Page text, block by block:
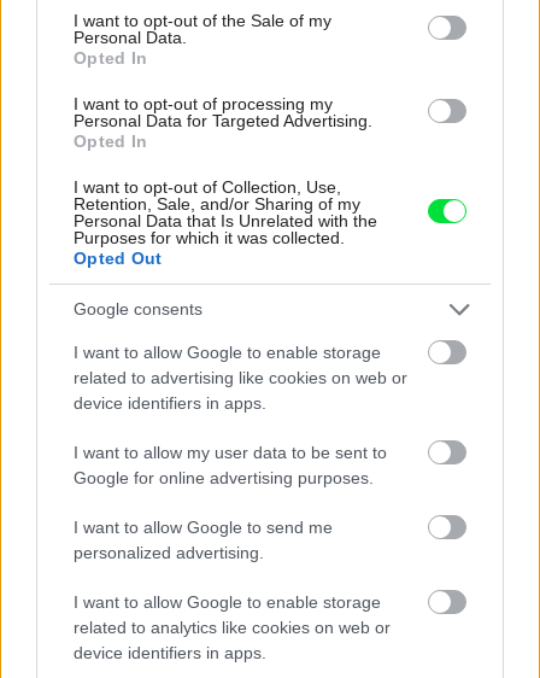
consent section.
I want to opt-out of the Sale of my
Personal Data.
Opted In
I want to opt-out of processing my
Personal Data for Targeted Advertising.
Opted In
I want to opt-out of Collection, Use,
Retention, Sale, and/or Sharing of my
Personal Data that Is Unrelated with the
Purposes for which it was collected.
Opted Out
Google consents
I want to allow Google to enable storage
related to advertising like cookies on web or
device identifiers in apps.
I want to allow my user data to be sent to
Google for online advertising purposes.
I want to allow Google to send me
personalized advertising.
I want to allow Google to enable storage
related to analytics like cookies on web or
device identifiers in apps.
Dom má difúzne otvorenú konštrukciu, ktorá dobre
prepúšťa pary, takže sa vlhkosť nezráža na stenách a
netvoria sa žiadne plesne. V zime je výhodou, že aj
miestnosti a tepelné straty sú minimálne. O záľube v
prírodných materiáloch svedčí nielen obálka domu s
malebnou verandou a tehličkovými lícovkami, ale aj celý
ktorá je dnes veľmi obľúbená. Štýl zariadenia súvisí aj s
tým, že aktuálne dom využívajú na rekreačné bývanie.
nás bude celoročným bývaním,“vysvetľuje majiteľ.
Tepelnú pohodu v dome zabezpečuje elektrické
podlahové vykurovanie, moderný krb, lokálny vetrací
systém s rekuperáciou a okná s izolačným trojsklom. S
minerálnou tepelnou izoláciou na fasáde s celkovou
hrúbkou 32 cm, v streche so šikmým stropom 40 cm a s